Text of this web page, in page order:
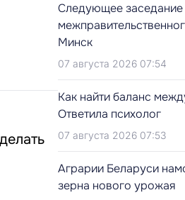
Следующее заседание
Минск
07 августа 2026 07:54
Как найти баланс
Ответила психолог
07 августа 2026 07:53
Аграрии Беларуси
зерна нового урожая